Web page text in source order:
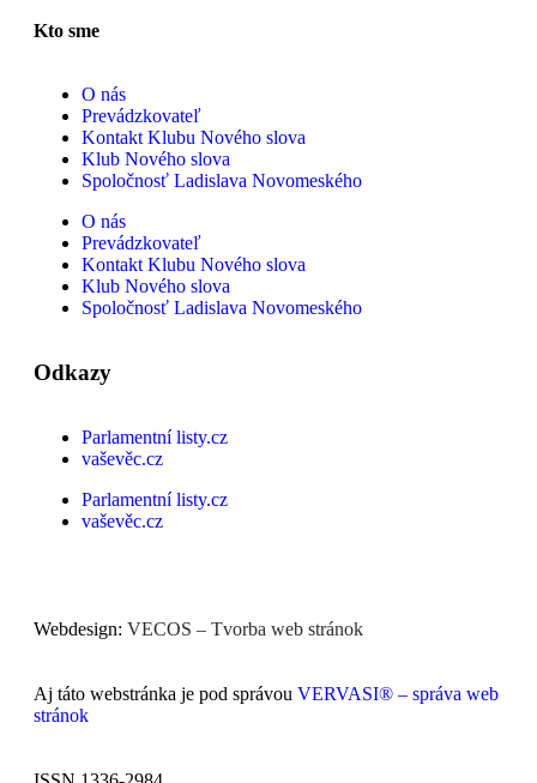
Kto sme
O nás
Prevádzkovateľ
Kontakt Klubu Nového slova
Klub Nového slova
Spoločnosť Ladislava Novomeského
O nás
Prevádzkovateľ
Kontakt Klubu Nového slova
Klub Nového slova
Spoločnosť Ladislava Novomeského
Odkazy
Parlamentní listy.cz
vaševěc.cz
Parlamentní listy.cz
vaševěc.cz
Webdesign: VECOS – Tvorba web stránok
Aj táto webstránka je pod správou VERVASI® – správa web
stránok